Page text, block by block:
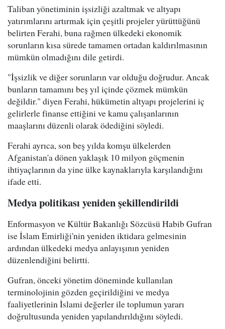
Taliban yönetiminin işsizliği azaltmak ve altyapı
yatırımlarını artırmak için çeşitli projeler yürüttüğünü
belirten Ferahi, buna rağmen ülkedeki ekonomik
sorunların kısa sürede tamamen ortadan kaldırılmasının
mümkün olmadığını dile getirdi.
"İşsizlik ve diğer sorunların var olduğu doğrudur. Ancak
bunların tamamını beş yıl içinde çözmek mümkün
değildir." diyen Ferahi, hükümetin altyapı projelerini iç
gelirlerle finanse ettiğini ve kamu çalışanlarının
maaşlarını düzenli olarak ödediğini söyledi.
Ferahi ayrıca, son beş yılda komşu ülkelerden
Afganistan'a dönen yaklaşık 10 milyon göçmenin
ihtiyaçlarının da yine ülke kaynaklarıyla karşılandığını
ifade etti.
Medya politikası yeniden şekillendirildi
Enformasyon ve Kültür Bakanlığı Sözcüsü Habib Gufran
ise İslam Emirliği'nin yeniden iktidara gelmesinin
ardından ülkedeki medya anlayışının yeniden
düzenlendiğini belirtti.
Gufran, önceki yönetim döneminde kullanılan
terminolojinin gözden geçirildiğini ve medya
faaliyetlerinin İslami değerler ile toplumun yararı
doğrultusunda yeniden yapılandırıldığını söyledi.